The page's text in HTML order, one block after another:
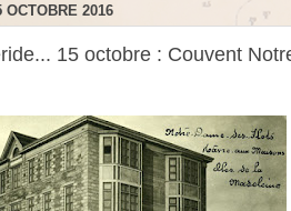
OCTOBRE 2016
15 octobre : Couvent